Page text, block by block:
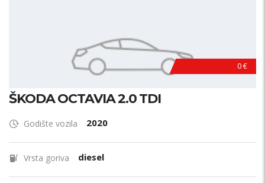
0 €
ŠKODA OCTAVIA 2.0 TDI
Godište vozila 2020
Vrsta goriva diesel